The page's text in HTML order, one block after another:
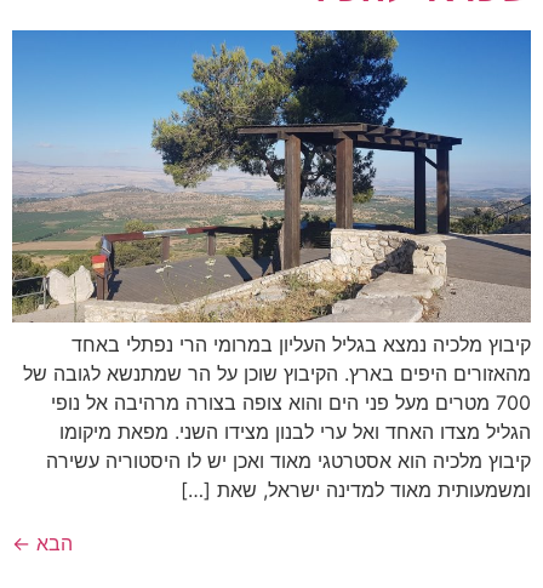
קיבוץ מלכיה נמצא בגליל העליון במרומי הרי נפתלי באחד
מהאזורים היפים בארץ. הקיבוץ שוכן על הר שמתנשא לגובה של
700 מטרים מעל פני הים והוא צופה בצורה מרהיבה אל נופי
הגליל מצדו האחד ואל ערי לבנון מצידו השני. מפאת מיקומו
קיבוץ מלכיה הוא אסטרטגי מאוד ואכן יש לו היסטוריה עשירה
ומשמעותית מאוד למדינה ישראל, שאת […]
הבא ←